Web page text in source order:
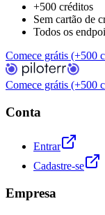
+500 créditos
Sem cartão de
Todos os
Comece grátis (+500
Comece grátis (+500
Conta
Entrar
Cadastre-se
Empresa